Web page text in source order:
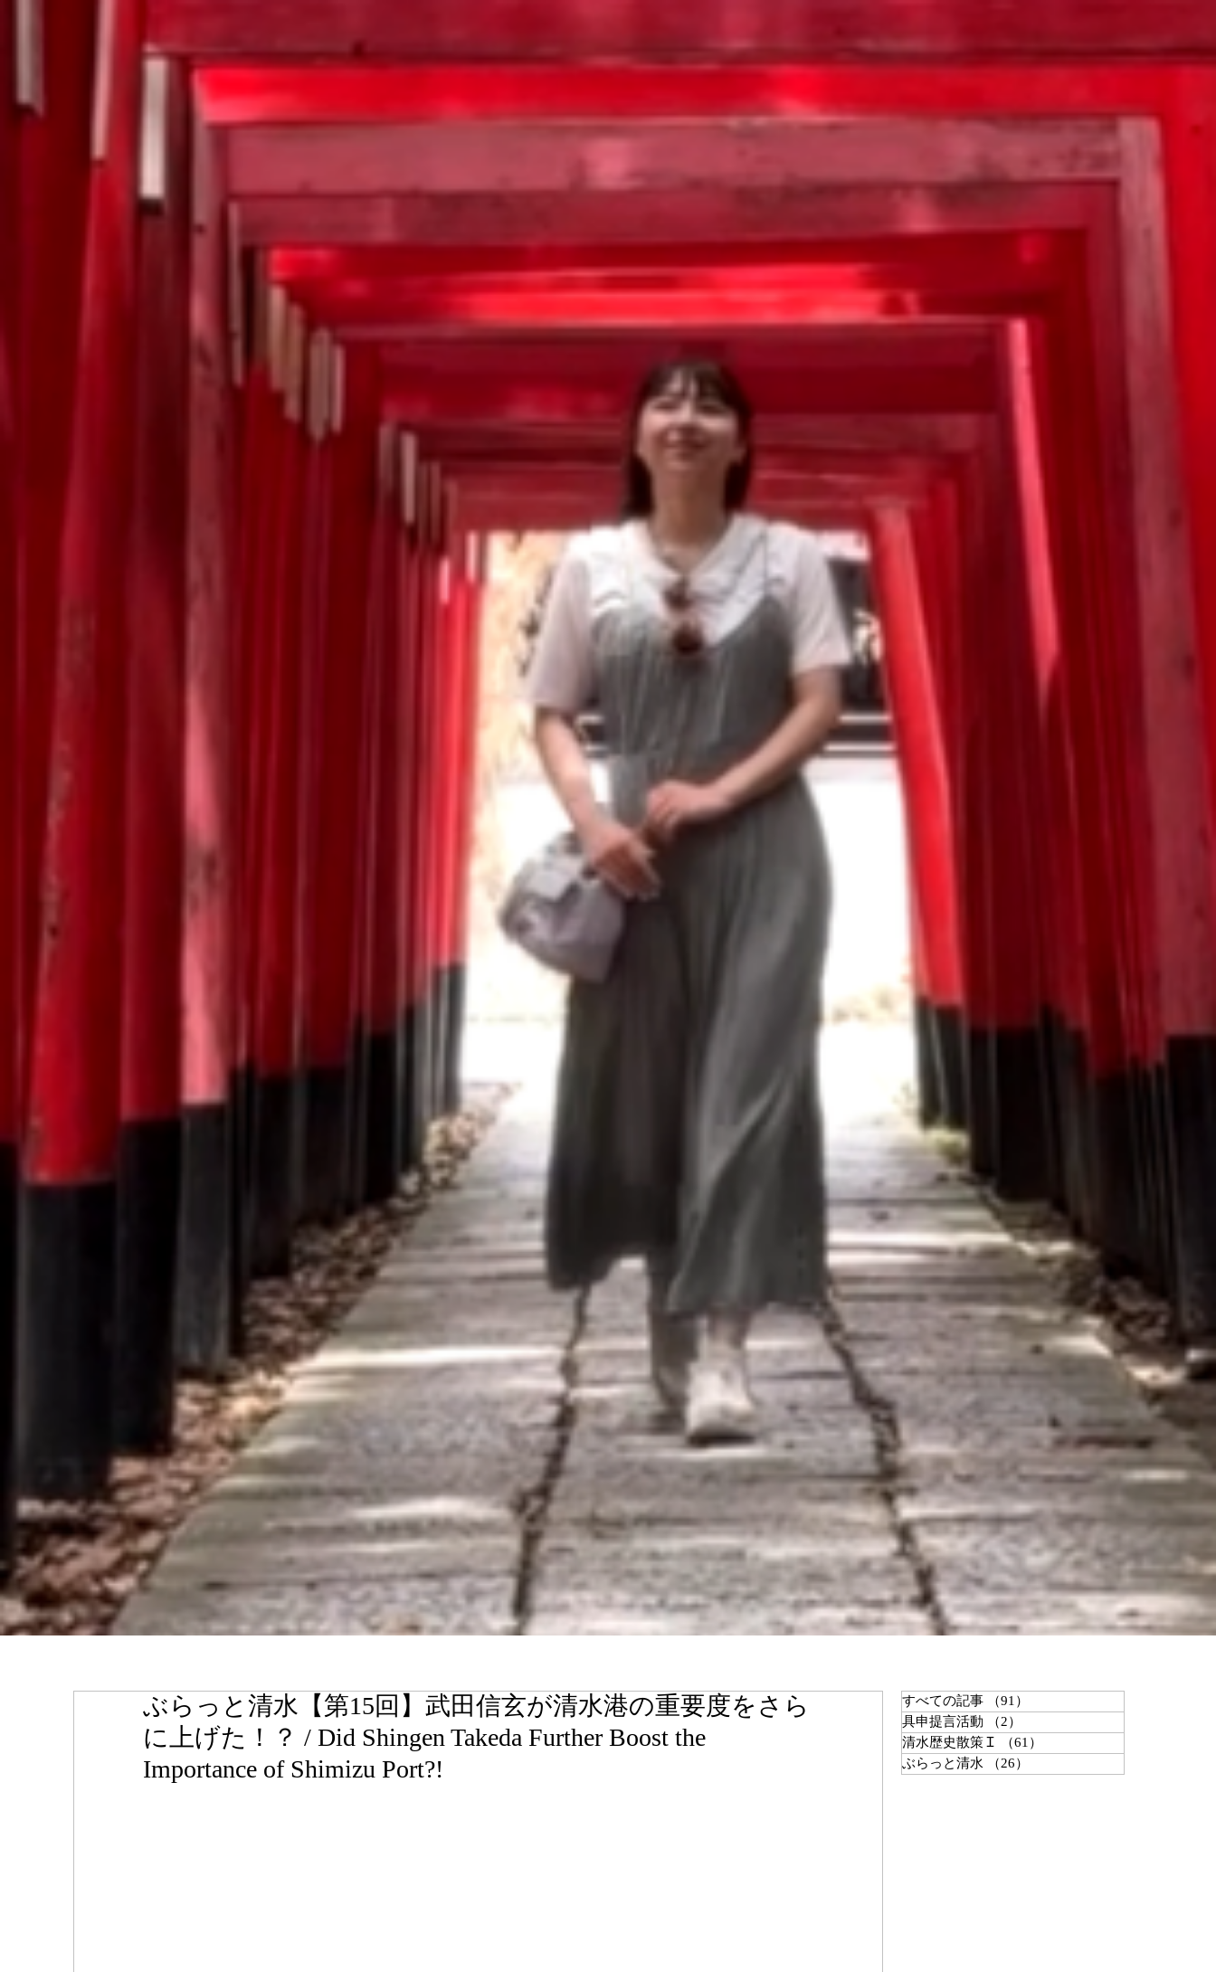
ぶらっと清水【第15回】武田信玄が清水港の重要度をさら
に上げた！？ / Did Shingen Takeda Further Boost the
Importance of Shimizu Port?!
すべての記事 （91）
具申提言活動
（2）
清水歴史散策Ｉ
（61）
ぶらっと清水
（26）